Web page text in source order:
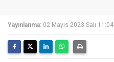
Yayınlanma: 02 Mayıs 2023 Salı 11:04